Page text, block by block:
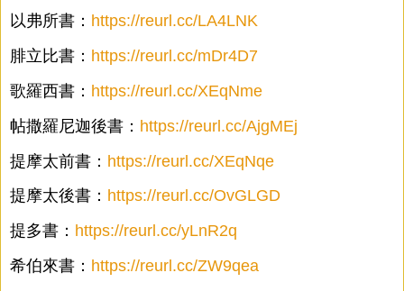
以弗所書： https://reurl.cc/LA4LNK
腓立比書： https://reurl.cc/mDr4D7
歌羅西書： https://reurl.cc/XEqNme
帖撒羅尼迦後書： https://reurl.cc/AjgMEj
提摩太前書： https://reurl.cc/XEqNqe
提摩太後書： https://reurl.cc/OvGLGD
提多書： https://reurl.cc/yLnR2q
希伯來書： https://reurl.cc/ZW9qea